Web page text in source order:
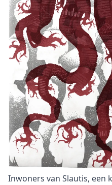
Inwoners van Slautis, een